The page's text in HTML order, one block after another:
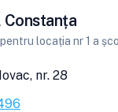
Constanța
locația nr 1 a
nr. 28